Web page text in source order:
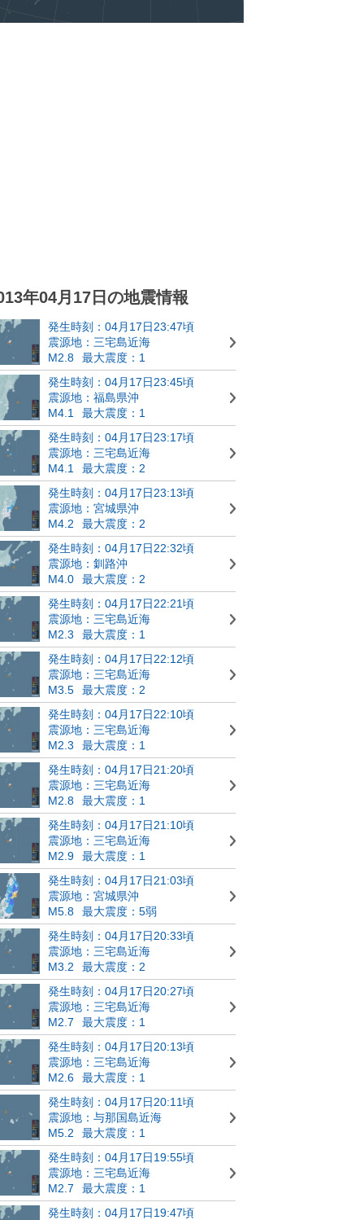
年04月17日の地震情報
発生時刻：04月17日23:47頃
震源地：三宅島近海
M2.8
最大震度：1
発生時刻：04月17日23:45頃
震源地：福島県沖
M4.1
最大震度：1
発生時刻：04月17日23:17頃
震源地：三宅島近海
M4.1
最大震度：2
発生時刻：04月17日23:13頃
震源地：宮城県沖
M4.2
最大震度：2
発生時刻：04月17日22:32頃
震源地：釧路沖
M4.0
最大震度：2
発生時刻：04月17日22:21頃
震源地：三宅島近海
M2.3
最大震度：1
発生時刻：04月17日22:12頃
震源地：三宅島近海
M3.5
最大震度：2
発生時刻：04月17日22:10頃
震源地：三宅島近海
M2.3
最大震度：1
発生時刻：04月17日21:20頃
震源地：三宅島近海
M2.8
最大震度：1
発生時刻：04月17日21:10頃
震源地：三宅島近海
M2.9
最大震度：1
発生時刻：04月17日21:03頃
震源地：宮城県沖
M5.8
最大震度：5弱
発生時刻：04月17日20:33頃
震源地：三宅島近海
M3.2
最大震度：2
発生時刻：04月17日20:27頃
震源地：三宅島近海
M2.7
最大震度：1
発生時刻：04月17日20:13頃
震源地：三宅島近海
M2.6
最大震度：1
発生時刻：04月17日20:11頃
震源地：与那国島近海
M5.2
最大震度：1
発生時刻：04月17日19:55頃
震源地：三宅島近海
M2.7
最大震度：1
発生時刻：04月17日19:47頃